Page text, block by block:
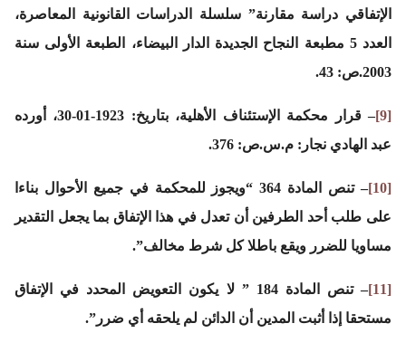
الإتفاقي دراسة مقارنة” سلسلة الدراسات القانونية المعاصرة،
العدد 5 مطبعة النجاح الجديدة الدار البيضاء، الطبعة الأولى سنة
2003.ص: 43.
[9]
– قرار محكمة الإستئناف الأهلية، بتاريخ: 1923-01-30، أورده
عبد الهادي نجار: م.س.ص: 376.
[10]
– تنص المادة 364 “ويجوز للمحكمة في جميع الأحوال بناءا
على طلب أحد الطرفين أن تعدل في هذا الإتفاق بما يجعل التقدير
مساويا للضرر ويقع باطلا كل شرط مخالف”.
[11]
– تنص المادة 184 ” لا يكون التعويض المحدد في الإتفاق
مستحقا إذا أثبت المدين أن الدائن لم يلحقه أي ضرر”.